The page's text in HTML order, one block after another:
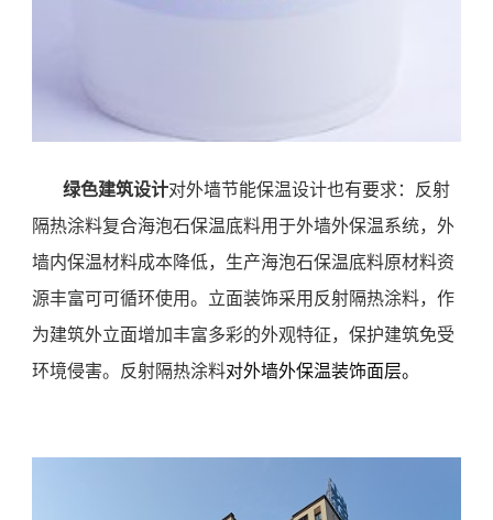
绿色建筑设计对外墙节能保温设计也有要求：
反射
隔热涂料复合海泡石保温底料用于外墙外保温系统，外
墙内保温材料成本降低，生产海泡石保温底料原材料资
源丰富可可循环使用。 立面装饰采用 反射隔热涂料， 作
为建筑外立面增加丰富多彩的外观特征，保护建筑免受
环境侵害。
反射隔热涂料对外墙外保温装饰面层。